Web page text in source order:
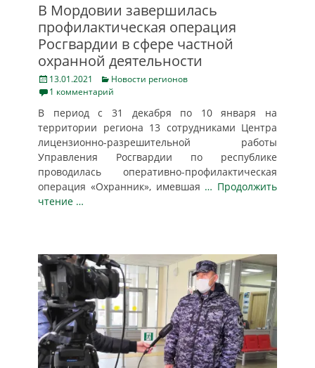
В Мордовии завершилась
профилактическая операция
Росгвардии в сфере частной
охранной деятельности
Posted
on
13.01.2021 Categories
Новости регионов
1 комментарий
В период с 31 декабря по 10 января на
территории региона 13 сотрудниками Центра
лицензионно-разрешительной работы
Управления Росгвардии по республике
проводилась оперативно-профилактическая
операция «Охранник», имевшая … Продолжить
чтение …